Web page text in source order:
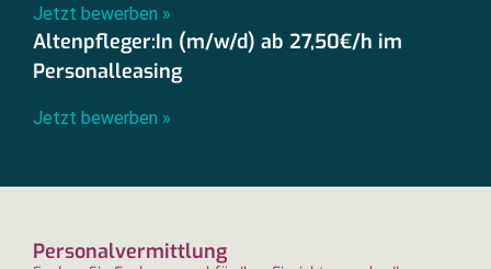
Jetzt bewerben »
Altenpfleger:In (m/w/d) ab 27,50€/h im
Personalleasing
Jetzt bewerben »
Personalvermittlung